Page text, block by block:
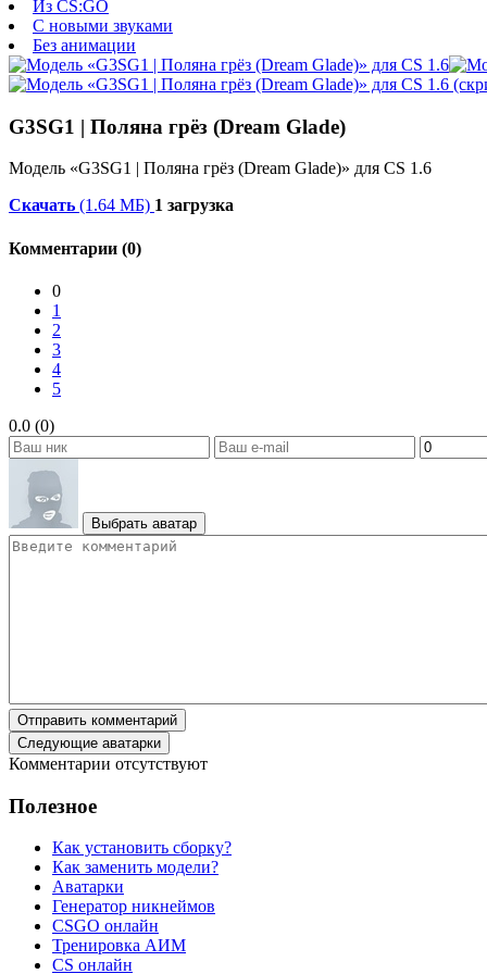
Из CS:GO
С новыми звуками
Без анимации
G3SG1 | Поляна грёз (Dream Glade)
Модель «G3SG1 | Поляна грёз (Dream Glade)» для CS 1.6
Скачать (1.64 МБ) 1 загрузка
Комментарии (0)
0
1
2
3
4
5
0.0 (0)
Выбрать аватар
Отправить комментарий
Следующие аватарки
Комментарии отсутствуют
Полезное
Как установить сборку?
Как заменить модели?
Аватарки
Генератор никнеймов
CSGO онлайн
Тренировка АИМ
CS онлайн